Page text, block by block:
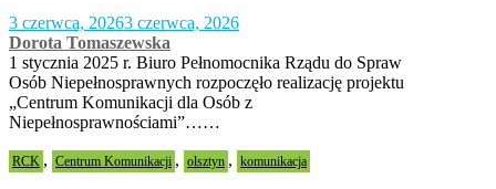
3 czerwca, 20263 czerwca, 2026
Dorota Tomaszewska
1 stycznia 2025 r. Biuro Pełnomocnika Rządu do Spraw
Osób Niepełnosprawnych rozpoczęło realizację projektu
„Centrum Komunikacji dla Osób z
Niepełnosprawnościami”……
RCK , Centrum Komunikacji , olsztyn , komunikacja